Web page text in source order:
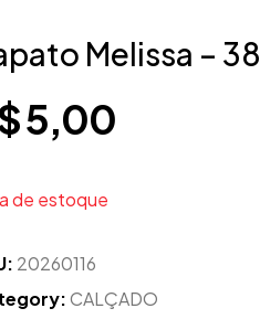
Melissa – 38
5,00
de estoque
20260116
CALÇADO